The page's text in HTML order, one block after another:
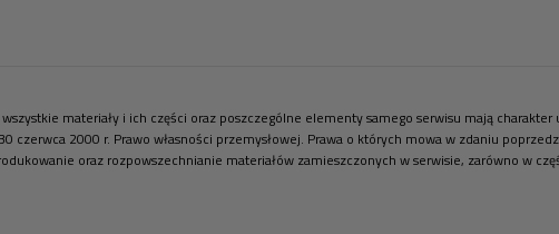
materiały i ich części oraz poszczególne elementy samego serwisu mają
czerwca 2000 r. Prawo własności przemysłowej. Prawa o których mowa w zdaniu
oraz rozpowszechnianie materiałów zamieszczonych w serwisie, zarówno w